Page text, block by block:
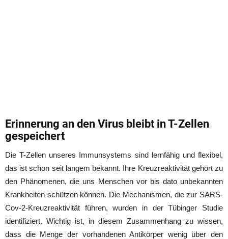
Erinnerung an den Virus bleibt in T-Zellen
gespeichert
Die T-Zellen unseres Immunsystems sind lernfähig und flexibel,
das ist schon seit langem bekannt. Ihre Kreuzreaktivität gehört zu
den Phänomenen, die uns Menschen vor bis dato unbekannten
Krankheiten schützen können. Die Mechanismen, die zur SARS-
Cov-2-Kreuzreaktivität führen, wurden in der Tübinger Studie
identifiziert. Wichtig ist, in diesem Zusammenhang zu wissen,
dass die Menge der vorhandenen Antikörper wenig über den